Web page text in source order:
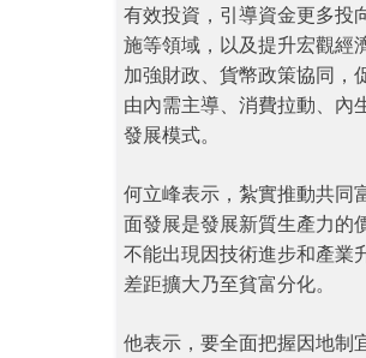
有效投資，引導資金更多投
施等領域，以及提升宏觀經
加強財政、貨幣政策協同，
由內需主導、消費拉動、內
發展模式。
何立峰表示，紮實推動共同
面發展是發展新質生產力的
不能出現因技術進步和產業
差距擴大乃至貧富分化。
他表示，要全面把握因地制